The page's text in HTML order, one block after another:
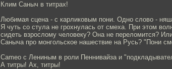
Клим Саныч в титрах!
Любимая сцена - с карликовым пони. Одно слово -
Я чуть со стула не грохнулась от смеха. При этом
сидеть взрослому человеку? Она не переломится?
Саныча про монгольское нашествие на Русь? "Пони
Cameo с Лениным в роли Пеннивайза и
А титры! Ах, титры!